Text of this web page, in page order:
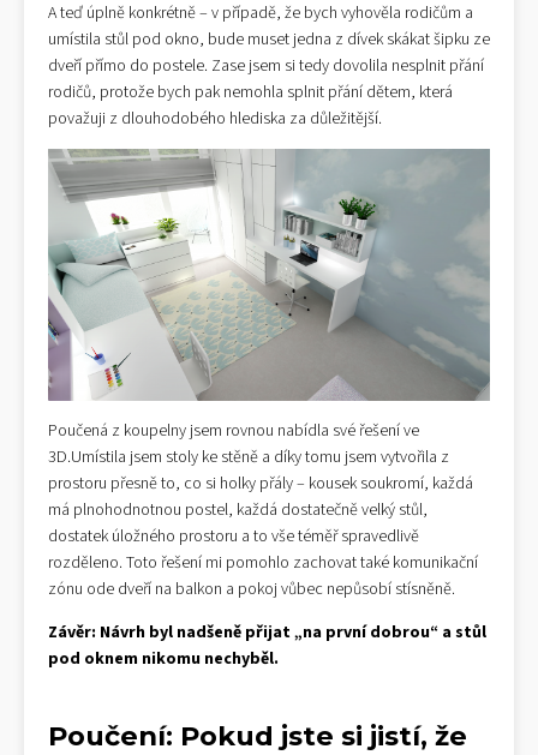
A teď úplně konkrétně – v případě, že bych vyhověla rodičům a
umístila stůl pod okno, bude muset jedna z dívek skákat šipku ze
dveří přímo do postele. Zase jsem si tedy dovolila nesplnit přání
rodičů, protože bych pak nemohla splnit přání dětem, která
považuji z dlouhodobého hlediska za důležitější.
Poučená z koupelny jsem rovnou nabídla své řešení ve
3D.Umístila jsem stoly ke stěně a díky tomu jsem vytvořila z
prostoru přesně to, co si holky přály – kousek soukromí, každá
má plnohodnotnou postel, každá dostatečně velký stůl,
dostatek úložného prostoru a to vše téměř spravedlivě
rozděleno. Toto řešení mi pomohlo zachovat také komunikační
zónu ode dveří na balkon a pokoj vůbec nepůsobí stísněně.
Závěr: Návrh byl nadšeně přijat „na první dobrou“ a stůl
pod oknem nikomu nechyběl.
Poučení: Pokud jste si jistí, že